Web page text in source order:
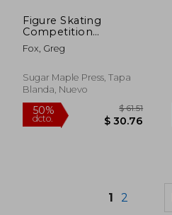
Figure Skating
Competition
Handbook: Who Won
What at ALL the
From 1891 to Present
Day (en Inglés)
Fox, Greg
Sugar Maple Press, Tapa
Blanda, Nuevo
1 2